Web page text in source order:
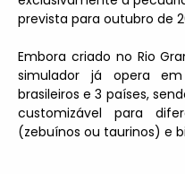
prevista para outubro de
Embora criado no Rio
simulador já opera
brasileiros e 3 países,
customizável para
(zebuínos ou taurinos) e